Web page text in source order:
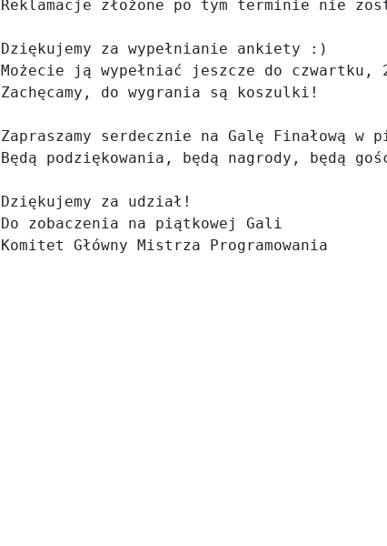
Reklamacje złożone po tym terminie nie
Dziękujemy za wypełnianie ankiety :)
Możecie ją wypełniać jeszcze do czwartku,
Zachęcamy, do wygrania są koszulki!
Zapraszamy serdecznie na Galę Finałową w
Będą podziękowania, będą nagrody, będą
Dziękujemy za udział!
Do zobaczenia na piątkowej Gali
Komitet Główny Mistrza Programowania